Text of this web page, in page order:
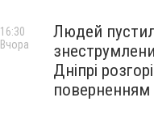
Людей
Дніпрі
16:30
Вчора